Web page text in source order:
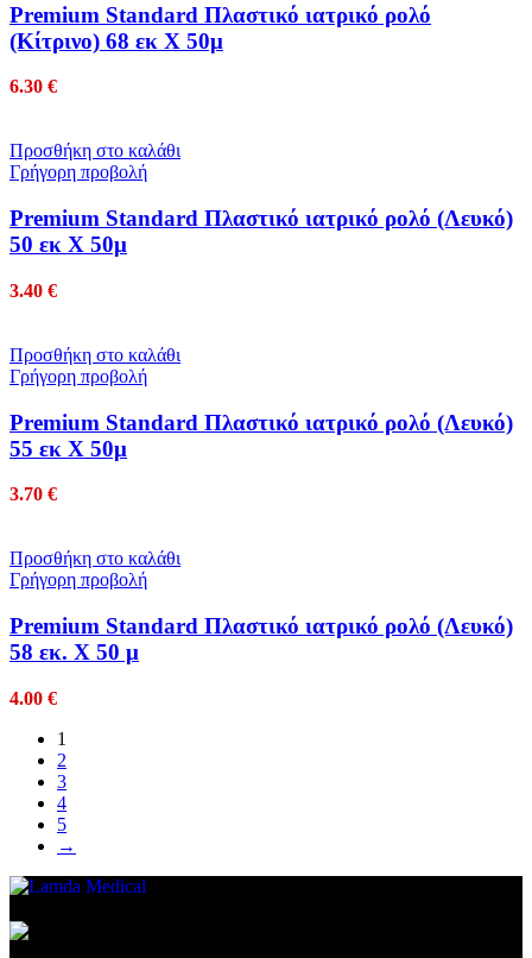
Premium Standard Πλαστικό ιατρικό ρολό
(Κίτρινο) 68 εκ Χ 50μ
6.30 €
Προσθήκη στο καλάθι
Γρήγορη προβολή
Premium Standard Πλαστικό ιατρικό ρολό (Λευκό)
50 εκ Χ 50μ
3.40 €
Προσθήκη στο καλάθι
Γρήγορη προβολή
Premium Standard Πλαστικό ιατρικό ρολό (Λευκό)
55 εκ Χ 50μ
3.70 €
Προσθήκη στο καλάθι
Γρήγορη προβολή
Premium Standard Πλαστικό ιατρικό ρολό (Λευκό)
58 εκ. Χ 50 μ
4.00 €
1
2
3
4
5
→